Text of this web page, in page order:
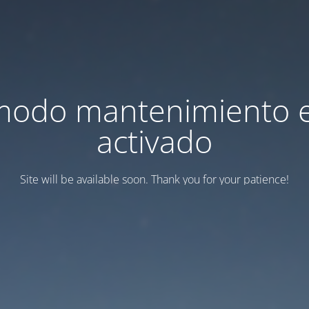
mantenimiento
activado
Site will be available soon. Thank you for your patience!